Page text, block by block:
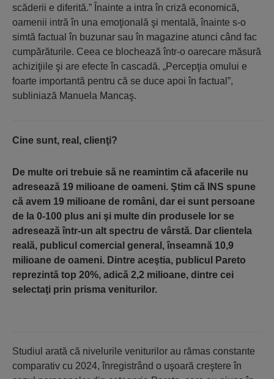
scăderii e diferită.” Înainte a intra în criză economică,
oamenii intră în una emoţională şi mentală, înainte s-o
simtă factual în buzunar sau în magazine atunci când fac
cumpărăturile. Ceea ce blochează într-o oarecare măsură
achiziţiile şi are efecte în cascadă. „Percepţia omului e
foarte importantă pentru că se duce apoi în factual”,
subliniază Manuela Mancaş.
Cine sunt, real, clienţi?
De multe ori trebuie să ne reamintim că afacerile nu
adresează 19 milioane de oameni. Ştim că INS spune
că avem 19 milioane de români, dar ei sunt persoane
de la 0-100 plus ani şi multe din produsele lor se
adresează într-un alt spectru de vârstă. Dar clientela
reală, publicul comercial general, înseamnă 10,9
milioane de oameni. Dintre aceştia, publicul Pareto
reprezintă top 20%, adică 2,2 milioane, dintre cei
selectaţi prin prisma veniturilor.
Studiul arată că nivelurile veniturilor au rămas constante
comparativ cu 2024, înregistrând o uşoară creştere în